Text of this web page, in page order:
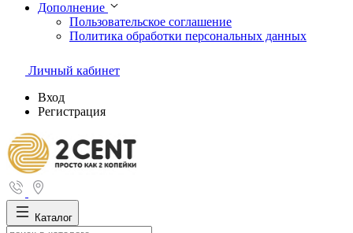
Дополнение
Пользовательское соглашение
Политика обработки персональных данных
Личный кабинет
Вход
Регистрация
Каталог